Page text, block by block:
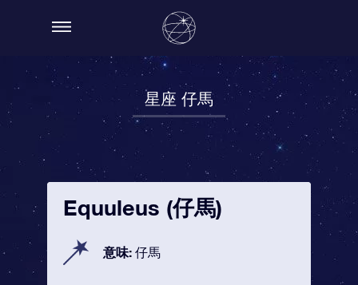
星座 仔馬
Equuleus (仔馬)
意味: 仔馬